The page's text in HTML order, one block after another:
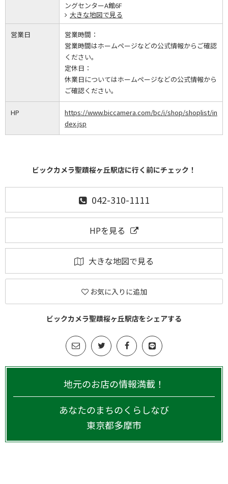
ングセンターA館6F
大きな地図で見る
営業日
営業時間：
営業時間はホームページなどの公式情報からご確認
ください。
定休日：
休業日についてはホームページなどの公式情報から
ご確認ください。
HP
https://www.biccamera.com/bc/i/shop/shoplist/in
dex.jsp
ビックカメラ聖蹟桜ヶ丘駅店に行く前にチェック！
042-310-1111
HPを見る
大きな地図で見る
お気に入りに追加
ビックカメラ聖蹟桜ヶ丘駅店をシェアする
地元のお店の情報満載！
あなたのまちのくらしなび
東京都多摩市